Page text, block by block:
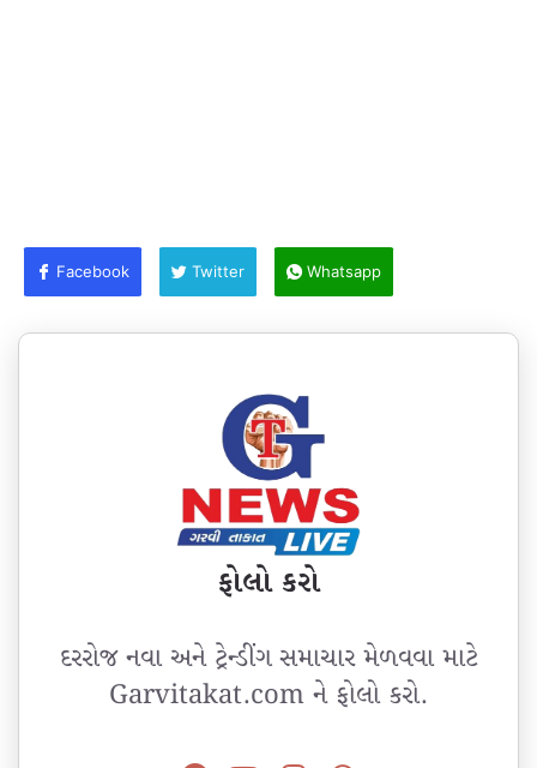
Facebook Twitter Whatsapp
ફોલો કરો
દરરોજ નવા અને ટ્રેન્ડીંગ સમાચાર મેળવવા માટે
Garvitakat.com ને ફોલો કરો.